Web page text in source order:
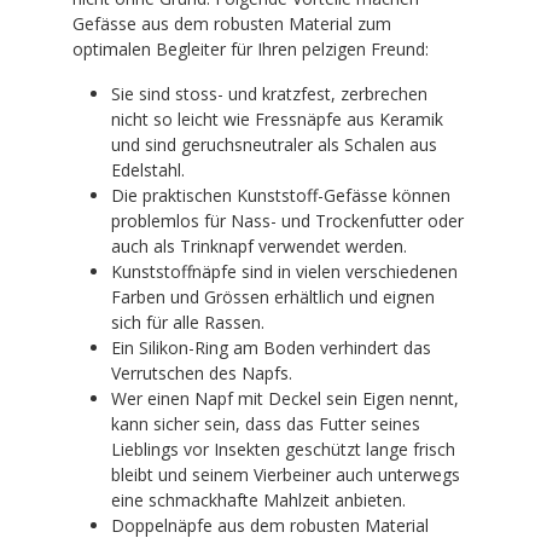
Gefässe aus dem robusten Material zum
optimalen Begleiter für Ihren pelzigen Freund:
Sie sind stoss- und kratzfest, zerbrechen
nicht so leicht wie Fressnäpfe aus Keramik
und sind geruchsneutraler als Schalen aus
Edelstahl.
Die praktischen Kunststoff-Gefässe können
problemlos für Nass- und Trockenfutter oder
auch als Trinknapf verwendet werden.
Kunststoffnäpfe sind in vielen verschiedenen
Farben und Grössen erhältlich und eignen
sich für alle Rassen.
Ein Silikon-Ring am Boden verhindert das
Verrutschen des Napfs.
Wer einen Napf mit Deckel sein Eigen nennt,
kann sicher sein, dass das Futter seines
Lieblings vor Insekten geschützt lange frisch
bleibt und seinem Vierbeiner auch unterwegs
eine schmackhafte Mahlzeit anbieten.
Doppelnäpfe aus dem robusten Material